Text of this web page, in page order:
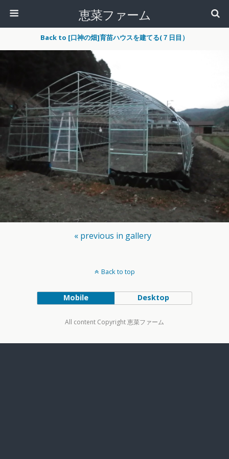
恵菜ファーム
Back to [口神の畑]育苗ハウスを建てる(７日目）
« previous in gallery
Back to top
Mobile Desktop
All content Copyright 恵菜ファーム